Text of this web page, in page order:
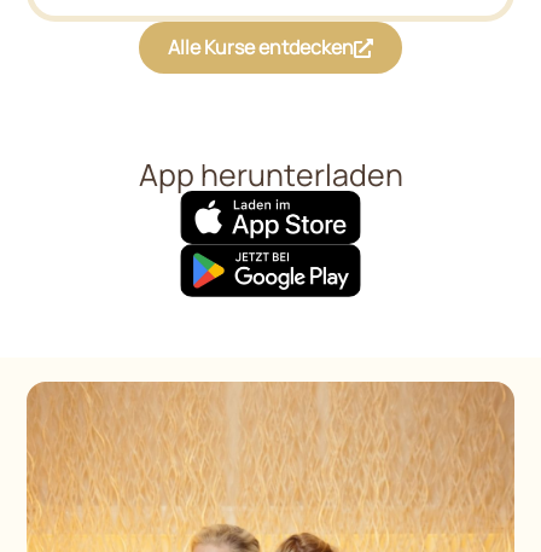
Alle Kurse entdecken
App herunterladen